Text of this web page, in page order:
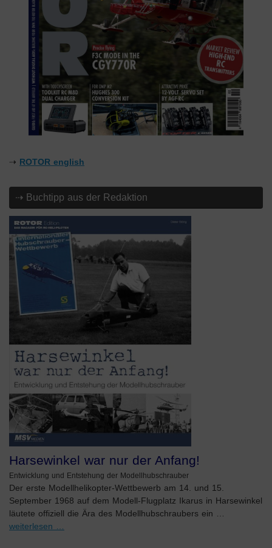
⇢ ROTOR english
⇢ Buchtipp aus der Redaktion
Harsewinkel war nur der Anfang!
Entwicklung und Entstehung der Modellhubschrauber
Der erste Modellhelikopter-Wettbewerb am 14. und 15.
September 1968 auf dem Modell-Flugplatz Ikarus in Harsewinkel
läutete offiziell die Ära des Modellhubschraubers ein …
weiterlesen …